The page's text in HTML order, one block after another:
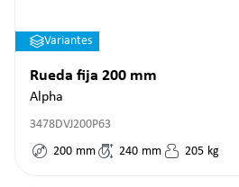
Variantes
Rueda fija 200 mm
Alpha
3478DVJ200P63
200 mm 240 mm 205 kg